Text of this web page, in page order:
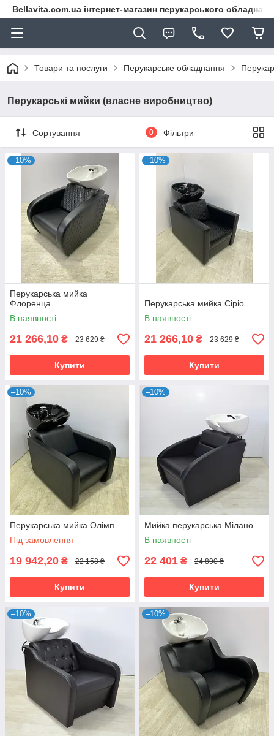
Bellavita.com.ua інтернет-магазин перукарського
Товари та послуги Перукарське обладнання
Перукарські мийки (власне виробництво)
Сортування 0 Фільтри
–10%
Перукарська мийка
Флоренца
В наявності
21 266,10 ₴ 23 629 ₴
Купити
–10%
Перукарська мийка Сіріо
В наявності
21 266,10 ₴ 23 629 ₴
Купити
–10%
Перукарська мийка Олімп
Під замовлення
19 942,20 ₴ 22 158 ₴
Купити
–10%
Мийка перукарська Мілано
В наявності
22 401 ₴ 24 890 ₴
Купити
–10% –10%